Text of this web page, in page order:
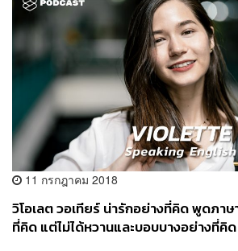
11 กรกฎาคม 2018
วิโอเลต​ วอเทียร์ น่ารักอย่างที่คิด​ พูดภาษ
ที่คิด​ แต่ไม่ได้หวานและบอบบางอย่างที่คิด